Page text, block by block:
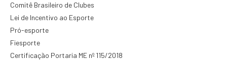
Comitê Brasileiro de Clubes
Lei de Incentivo ao Esporte
Pró-esporte
Fiesporte
Certificação Portaria ME nº 115/2018